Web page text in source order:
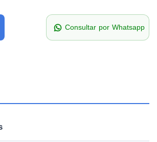
Consultar por Whatsapp